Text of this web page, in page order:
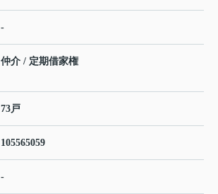
-
仲介 / 定期借家権
73戸
105565059
-